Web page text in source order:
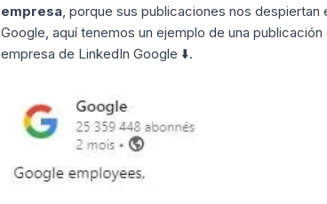
empresa, porque sus publicaciones nos
Google, aquí tenemos un ejemplo de una
empresa de LinkedIn Google ⬇️.